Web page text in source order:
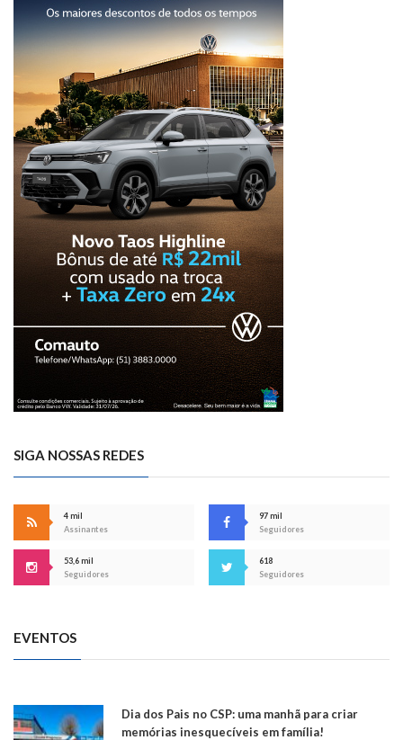
SIGA NOSSAS REDES
4 mil
Assinantes
97 mil
Seguidores
53,6 mil
Seguidores
618
Seguidores
EVENTOS
Dia dos Pais no CSP: uma manhã para criar
memórias inesquecíveis em família!